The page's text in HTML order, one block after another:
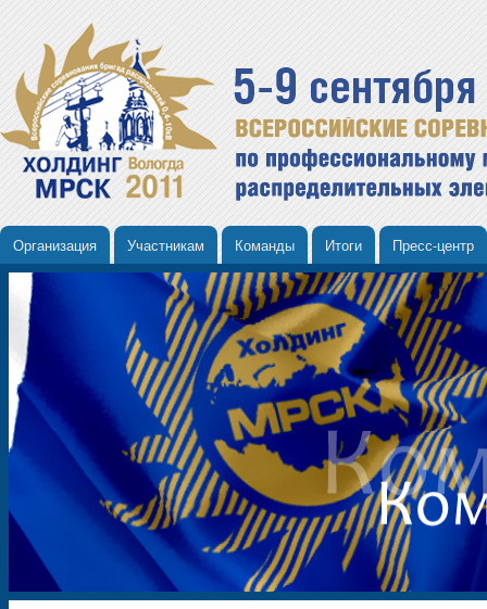
Организация Участникам Команды Итоги Пресс-центр